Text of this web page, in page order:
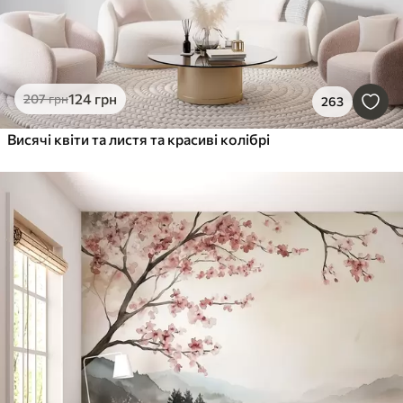
207грн124 грн 263
Висячі квіти та листя та красиві колібрі